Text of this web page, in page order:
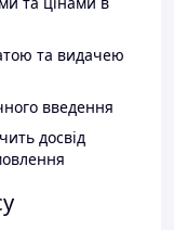
та видачею
введення
досвід